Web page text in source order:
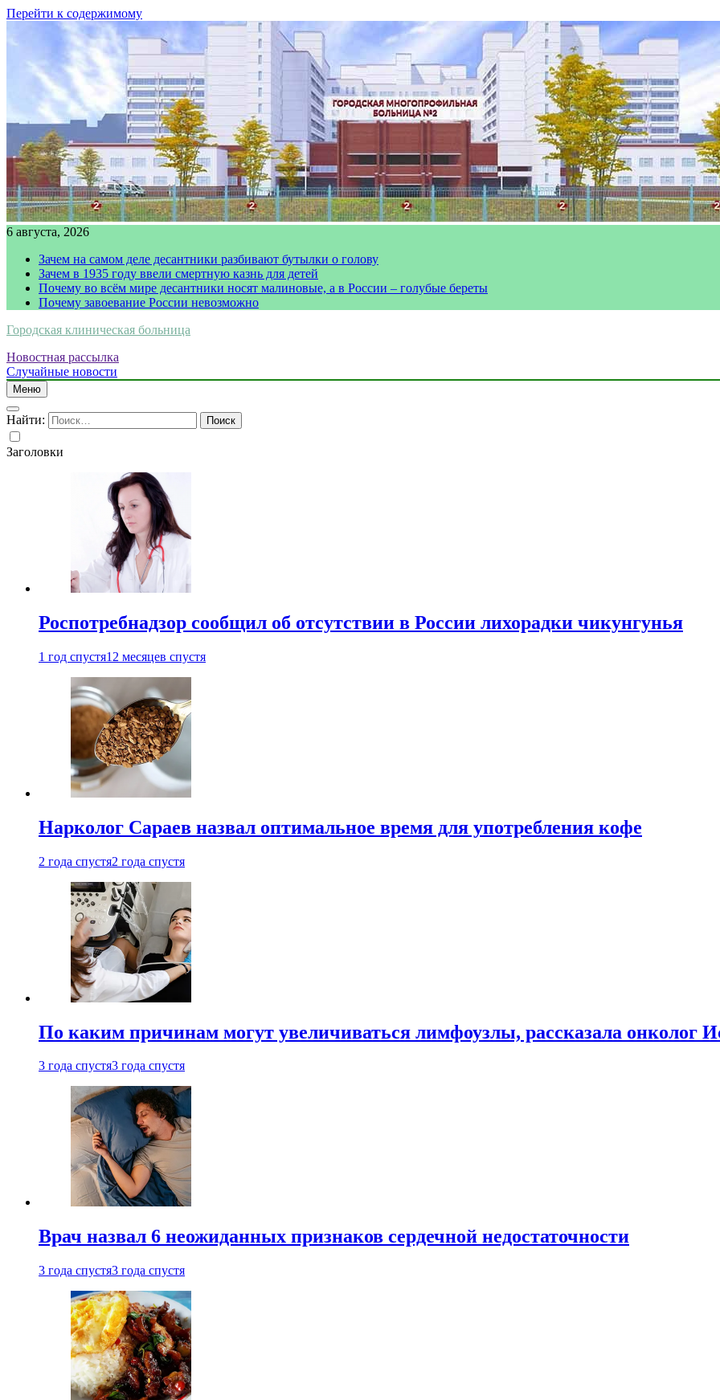
Перейти к содержимому
6 августа, 2026
Зачем на самом деле десантники разбивают бутылки о голову
Зачем в 1935 году ввели смертную казнь для детей
Почему во всём мире десантники носят малиновые, а в России – голубые береты
Почему завоевание России невозможно
Городская клиническая больница
Новостная рассылка
Случайные новости
Меню
Найти:
Заголовки
Роспотребнадзор сообщил об отсутствии в России лихорадки чикунгунья
1 год спустя12 месяцев спустя
Нарколог Сараев назвал оптимальное время для употребления кофе
2 года спустя2 года спустя
По каким причинам могут увеличиваться лимфоузлы, рассказала онколог
3 года спустя3 года спустя
Врач назвал 6 неожиданных признаков сердечной недостаточности
3 года спустя3 года спустя